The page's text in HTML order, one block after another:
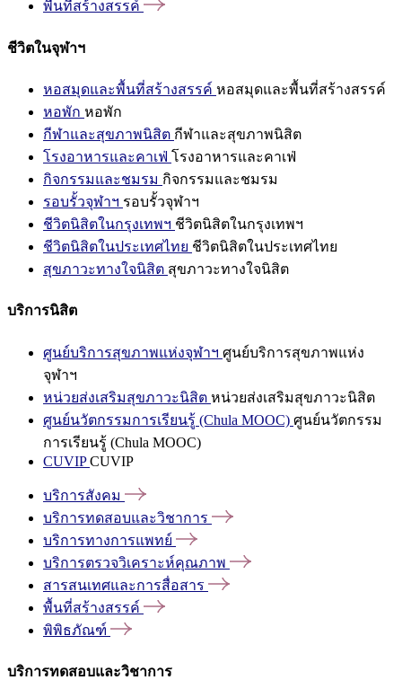
พื้นที่สร้างสรรค์
ชีวิตในจุฬาฯ
หอสมุดและพื้นที่สร้างสรรค์ หอสมุดและพื้นที่สร้างสรรค์
หอพัก หอพัก
กีฬาและสุขภาพนิสิต กีฬาและสุขภาพนิสิต
โรงอาหารและคาเฟ่ โรงอาหารและคาเฟ่
กิจกรรมและชมรม กิจกรรมและชมรม
รอบรั้วจุฬาฯ รอบรั้วจุฬาฯ
ชีวิตนิสิตในกรุงเทพฯ ชีวิตนิสิตในกรุงเทพฯ
ชีวิตนิสิตในประเทศไทย ชีวิตนิสิตในประเทศไทย
สุขภาวะทางใจนิสิต สุขภาวะทางใจนิสิต
บริการนิสิต
ศูนย์บริการสุขภาพแห่งจุฬาฯ ศูนย์บริการสุขภาพแห่ง
จุฬาฯ
หน่วยส่งเสริมสุขภาวะนิสิต หน่วยส่งเสริมสุขภาวะนิสิต
ศูนย์นวัตกรรมการเรียนรู้ (Chula MOOC) ศูนย์นวัตกรรม
การเรียนรู้ (Chula MOOC)
CUVIPCUVIP
บริการสังคม
บริการทดสอบและวิชาการ
บริการทางการแพทย์
บริการตรวจวิเคราะห์คุณภาพ
สารสนเทศและการสื่อสาร
พื้นที่สร้างสรรค์
พิพิธภัณฑ์
บริการทดสอบและวิชาการ